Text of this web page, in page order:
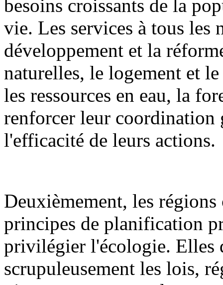
besoins croissants de la
vie. Les services à tous les
développement et la
naturelles, le logement et
les ressources en eau, la
renforcer leur coordination
l'efficacité de leurs actions.
Deuxièmement, les
principes de planification
privilégier l'écologie. Elles
scrupuleusement les lois,